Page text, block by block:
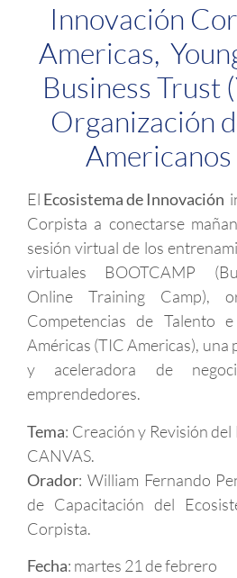
Innovación
Americas,
Business Trust
Organización
Americanos
El Ecosistema de Innovación
Corpista a conectarse
sesión virtual de los
virtuales BOOTCAMP
Online Training Camp),
Competencias de Talento
Américas (TIC Americas), una
y aceleradora de
emprendedores.
Tema: Creación y Revisión
CANVAS.
Orador: William Fernando
de Capacitación del
Corpista.
Fecha: martes 21 de febrero